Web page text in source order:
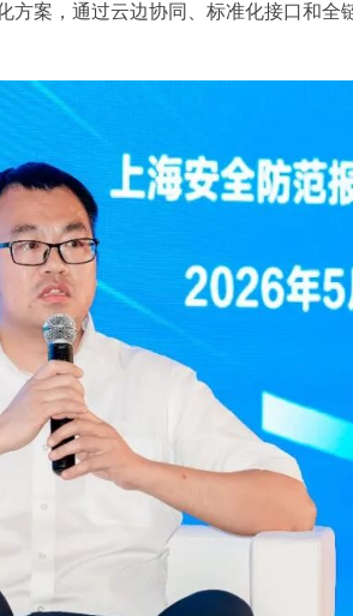
案，通过云边协同、标准化接口和